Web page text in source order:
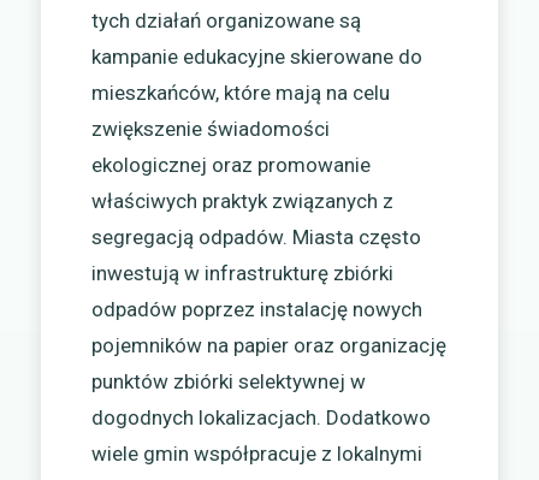
tych działań organizowane są
kampanie edukacyjne skierowane do
mieszkańców, które mają na celu
zwiększenie świadomości
ekologicznej oraz promowanie
właściwych praktyk związanych z
segregacją odpadów. Miasta często
inwestują w infrastrukturę zbiórki
odpadów poprzez instalację nowych
pojemników na papier oraz organizację
punktów zbiórki selektywnej w
dogodnych lokalizacjach. Dodatkowo
wiele gmin współpracuje z lokalnymi